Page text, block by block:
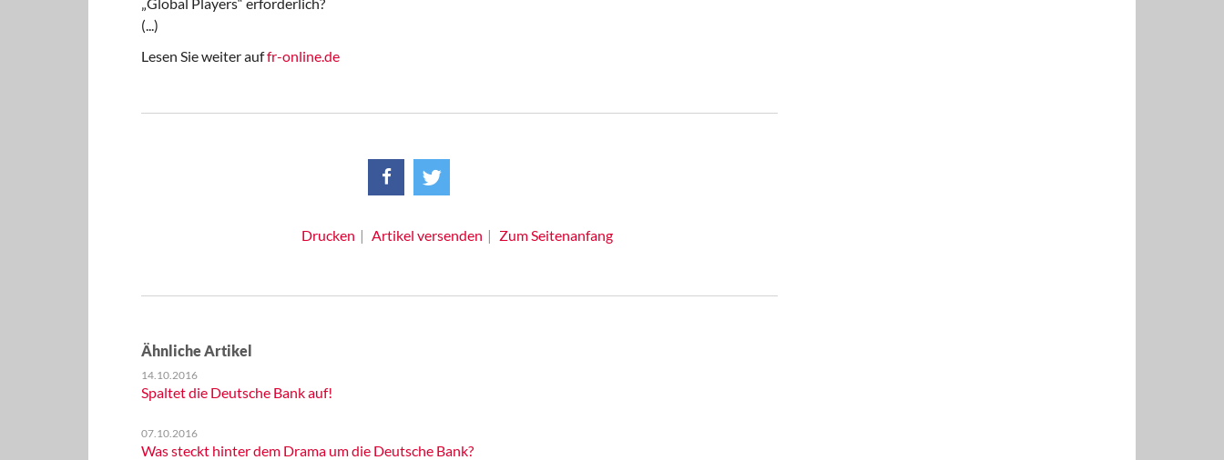
(...)
Lesen Sie weiter auffr-online.de
Drucken Artikel versenden Zum Seitenanfang
Ähnliche Artikel
14.10.2016
Spaltet die Deutsche Bank auf!
07.10.2016
Was steckt hinter dem Drama um die Deutsche Bank?